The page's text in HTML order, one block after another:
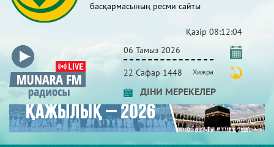
басқармасының ресми сайты
Қазір 08:12:05
06 Тамыз 2026
22 Сафар 1448 Хижра
ДІНИ МЕРЕКЕЛЕР